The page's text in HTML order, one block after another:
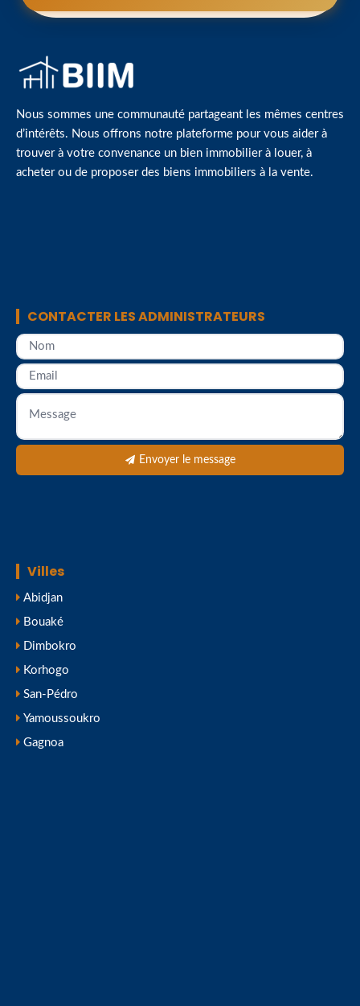
Nous sommes une communauté partageant les mêmes centres
d’intérêts. Nous offrons notre plateforme pour vous aider à
trouver à votre convenance un bien immobilier à louer, à
acheter ou de proposer des biens immobiliers à la vente.
CONTACTER LES ADMINISTRATEURS
Envoyer le message
Villes
Abidjan
Bouaké
Dimbokro
Korhogo
San-Pédro
Yamoussoukro
Gagnoa